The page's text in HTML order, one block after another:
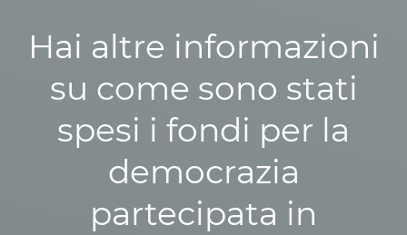
Hai altre informazioni
su come sono stati
spesi i fondi per la
democrazia
partecipata in